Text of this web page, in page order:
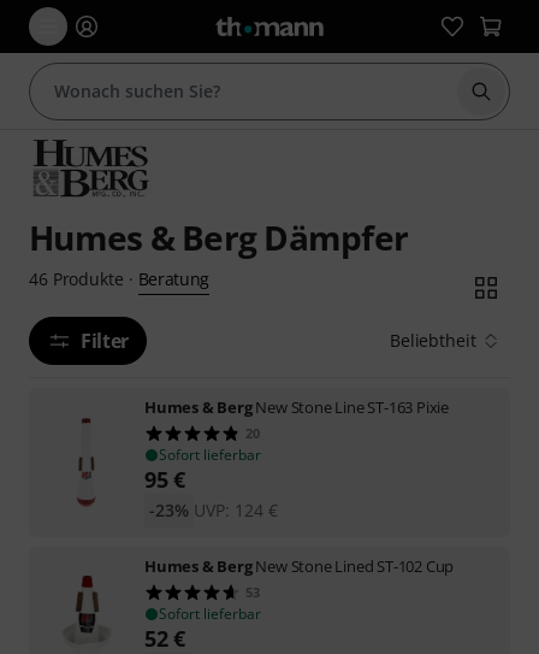
Suche
Humes & Berg Dämpfer
46 Produkte · Beratung
Filter Beliebtheit
Humes & BergNew Stone Line ST-163 Pixie
20
Sofort lieferbar
95€
UVP: 124 €
-23%
Humes & BergNew Stone Lined ST-102 Cup
53
Sofort lieferbar
52€